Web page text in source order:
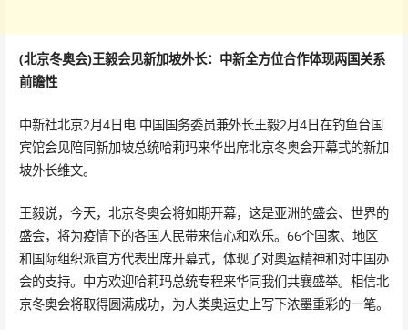
(北京冬奥会)王毅会见新加坡外长：中新全方位合作体现两国关系
前瞻性
中新社北京2月4日电 中国国务委员兼外长王毅2月4日在钓鱼台国
宾馆会见陪同新加坡总统哈莉玛来华出席北京冬奥会开幕式的新加
坡外长维文。
王毅说，今天，北京冬奥会将如期开幕，这是亚洲的盛会、世界的
盛会，将为疫情下的各国人民带来信心和欢乐。66个国家、地区
和国际组织派官方代表出席开幕式，体现了对奥运精神和对中国办
会的支持。中方欢迎哈莉玛总统专程来华同我们共襄盛举。相信北
京冬奥会将取得圆满成功，为人类奥运史上写下浓墨重彩的一笔。